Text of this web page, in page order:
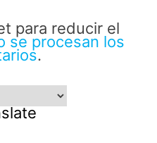
para reducir el
se procesan los
.